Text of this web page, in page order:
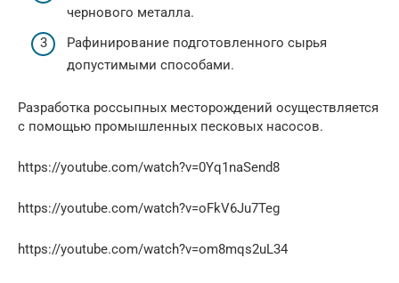
чернового металла.
Рафинирование подготовленного сырья
допустимыми способами.
Разработка россыпных месторождений осуществляется
с помощью промышленных песковых насосов.
https://youtube.com/watch?v=0Yq1naSend8
https://youtube.com/watch?v=oFkV6Ju7Teg
https://youtube.com/watch?v=om8mqs2uL34